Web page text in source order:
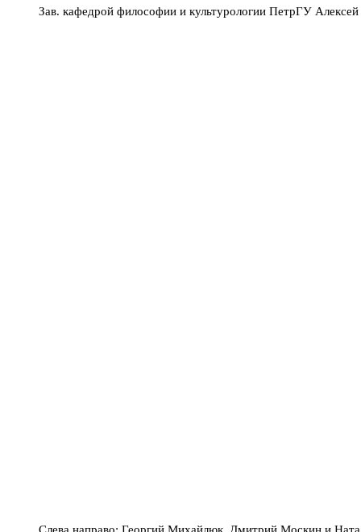
Зав. кафедрой философии и культурологии ПетрГУ Алексей